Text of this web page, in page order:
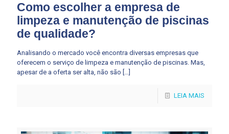
Como escolher a empresa de
limpeza e manutenção de piscinas
de qualidade?
Analisando o mercado você encontra diversas empresas que
oferecem o serviço de limpeza e manutenção de piscinas. Mas,
apesar de a oferta ser alta, não são […]
LEIA MAIS